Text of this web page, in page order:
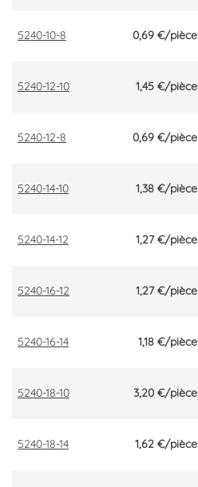
5240-10-8 0,69 €/pièce
5240-12-10 1,45 €/pièce
5240-12-8 0,69 €/pièce
5240-14-10 1,38 €/pièce
5240-14-12 1,27 €/pièce
5240-16-12 1,27 €/pièce
5240-16-14 1,18 €/pièce
5240-18-10 3,20 €/pièce
5240-18-14 1,62 €/pièce